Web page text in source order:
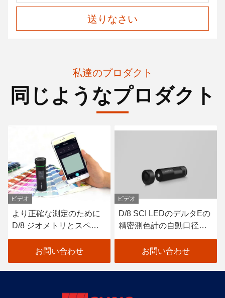
送りなさい
私達のプロダクト
同じようなプロダクト
ビデオ
より正確な測定のために
D/8 ジオメトリとスペク
トルセンサーを搭載した
カラーメーターPro
お問い合わせ
ビデオ
D/8 SCI LEDのデルタEの
精密測色計の自動口径測
定 ペンキ色の検光子
お問い合わせ